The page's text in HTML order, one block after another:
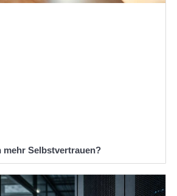
mehr Selbstvertrauen?